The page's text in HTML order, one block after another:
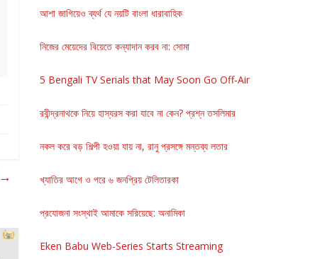
→
আশা জাগিয়েও ব্যর্থ যে নয়টি বাংলা ধারাবাহিক
নিজের মেয়েদের বিয়েতে কন্যাদান করব না: সোমা
5 Bengali TV Serials that May Soon Go Off-Air
রবীন্দ্রনাথকে নিয়ে হাস্যরস করা যাবে না কেন? প্রশ্ন তসলিমার
নকল করে বড় শিল্পী হওয়া যায় না, রানু প্রসঙ্গে মন্তব্য লতার
খ্যাতির আগে ও পরে ৬ জনপ্রিয় টেলিতারকা
প্রযোজনা সংস্থাই আমাকে সরিয়েছে: অনামিকা
Eken Babu Web-Series Starts Streaming